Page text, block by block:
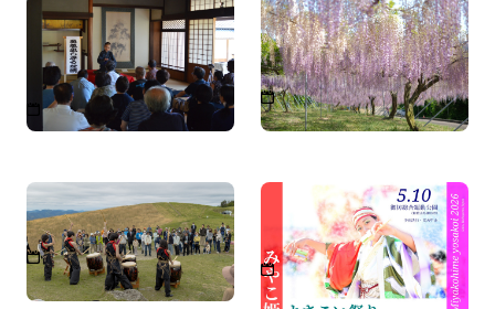
【旧中筋家住宅】第25回
旧中筋家寄席
2026年5月16日（土）13:30
～15:00
紀州吉田藤（有田巨峰村
の藤棚）
4月下旬
生石高原山開き
2026年4月29日（水・祝）
宮子姫よさこい祭り2026
2026年5月10日（日）9：3
0〜